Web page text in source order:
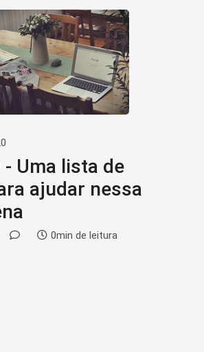
- Uma lista de
ajudar nessa
0min de leitura